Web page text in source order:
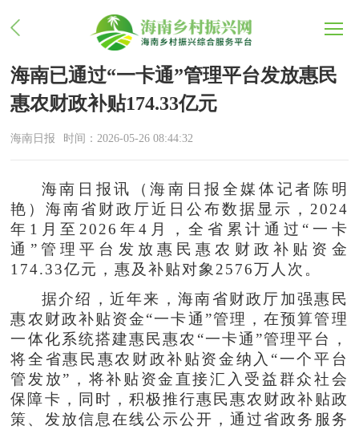
海南已通过“一卡通”管理平台发放惠民
惠农财政补贴174.33亿元
海南日报 时间：2026-05-26 08:44:32
海南日报讯（海南日报全媒体记者陈明
艳）海南省财政厅近日公布数据显示，2024
年1月至2026年4月，全省累计通过“一卡
通”管理平台发放惠民惠农财政补贴资金
174.33亿元，惠及补贴对象2576万人次。
据介绍，近年来，海南省财政厅加强惠民
惠农财政补贴资金“一卡通”管理，在预算管理
一体化系统搭建惠民惠农“一卡通”管理平台，
将全省惠民惠农财政补贴资金纳入“一个平台
管发放”，将补贴资金直接汇入受益群众社会
保障卡，同时，积极推行惠民惠农财政补贴政
策、发放信息在线公示公开，通过省政务服务